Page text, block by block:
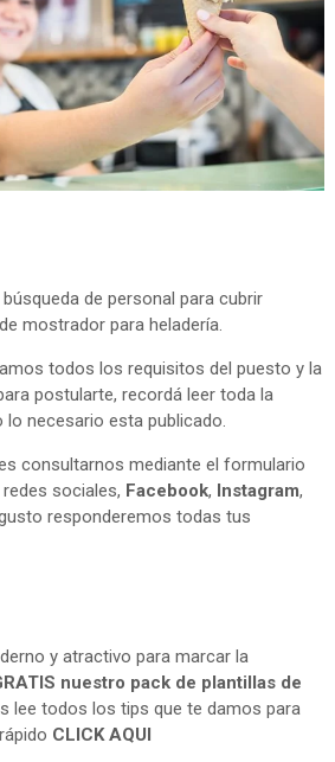
de personal para cubrir
mostrador para heladería.
todos los requisitos del puesto y la
postularte, recordá leer toda la
lo necesario esta publicado.
consultarnos mediante el formulario
sociales, Facebook, Instagram,
responderemos todas tus
y atractivo para marcar la
nuestro pack de plantillas de
lee todos los tips que te damos para
CLICK AQUI